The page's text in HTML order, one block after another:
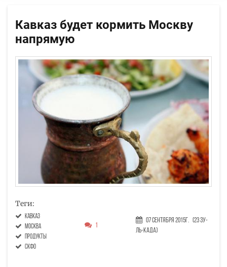
Кавказ будет кормить Москву
напрямую
Теги:
Кавказ
Москва
продукты
СКФО
1
07 Сентября 2015г. (23 Зу-
ль-када)